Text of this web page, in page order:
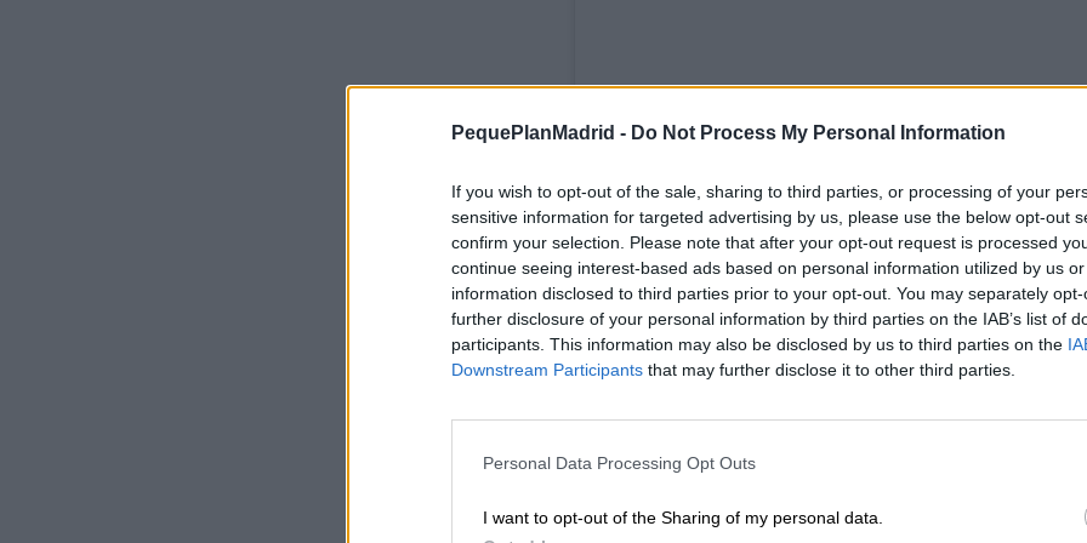
PequePlanMadrid - Do Not Process My Personal Information
If you wish to opt-out of the sale, sharing to third parties, or processing of your
sensitive information for targeted advertising by us, please use the below opt-out
confirm your selection. Please note that after your opt-out request is processed
continue seeing interest-based ads based on personal information utilized by us
information disclosed to third parties prior to your opt-out. You may separately
further disclosure of your personal information by third parties on the IAB’s list of
participants. This information may also be disclosed by us to third parties on the
Downstream Participants that may further disclose it to other third parties.
Personal Data Processing Opt Outs
I want to opt-out of the Sharing of my personal data.
Ver esta publicación en Instagram